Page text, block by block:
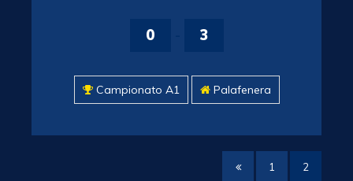
0 3
Campionato A1 Palafenera
1 2